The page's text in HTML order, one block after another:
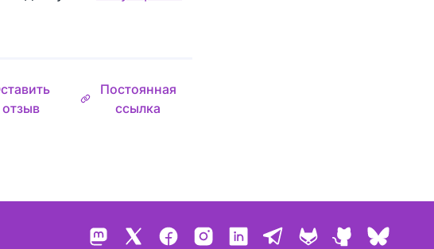
отзыв
Постоянная
ссылка
Mastodon FacebookInstagramLinkedInTelegram
GitLab GitHub